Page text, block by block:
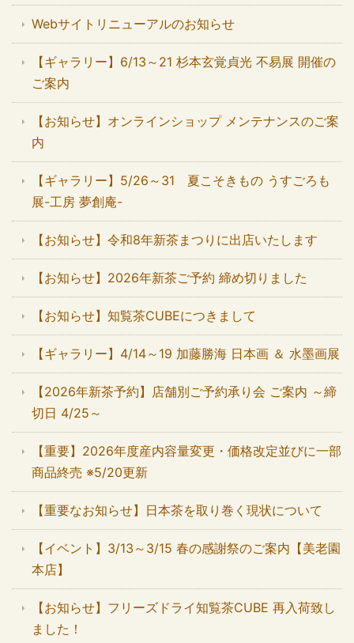
Webサイトリニューアルのお知らせ
【ギャラリー】6/13～21 杉本玄覚貞光 不易展 開催の
ご案内
【お知らせ】オンラインショップ メンテナンスのご案
内
【ギャラリー】5/26～31 夏こそきもの うすごろも
展-工房 夢創庵-
【お知らせ】令和8年新茶まつりに出店いたします
【お知らせ】2026年新茶ご予約 締め切りました
【お知らせ】知覧茶CUBEにつきまして
【ギャラリー】4/14～19 加藤勝海 日本画 ＆ 水墨画展
【2026年新茶予約】店舗別ご予約承り会 ご案内 ～締
切日 4/25～
【重要】2026年度産内容量変更・価格改定並びに一部
商品終売 ※5/20更新
【重要なお知らせ】日本茶を取り巻く現状について
【イベント】3/13～3/15 春の感謝祭のご案内【美老園
本店】
【お知らせ】フリーズドライ知覧茶CUBE 再入荷致し
ました！